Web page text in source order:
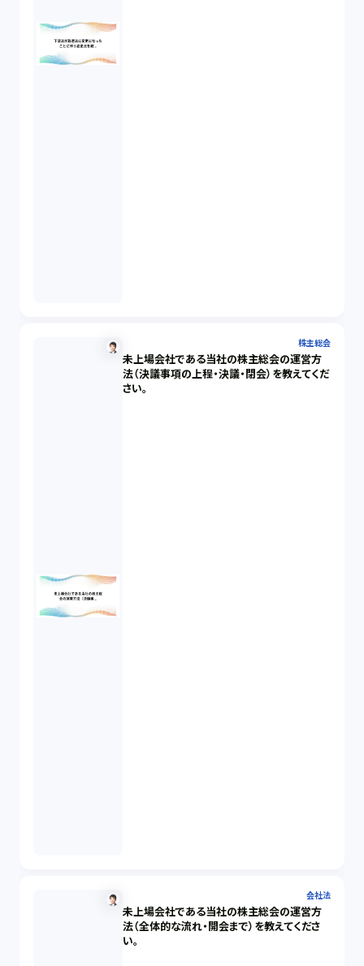
株主総会
未上場会社である当社の株主総会の運営方
法（決議事項の上程・決議・閉会）を教えてくだ
さい。
会社法
未上場会社である当社の株主総会の運営方
法（全体的な流れ・開会まで）を教えてくださ
い。